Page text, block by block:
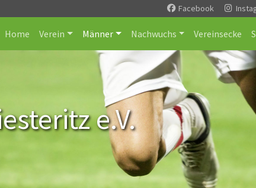
Facebook
Home Verein Männer Nachwuchs Vereinsecke
e.V.